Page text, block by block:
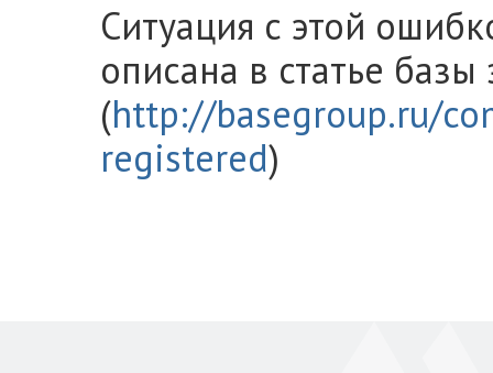
Ситуация с этой
описана в статье
(http://basegroup.ru/
registered)